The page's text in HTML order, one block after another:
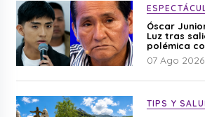
Óscar
Luz tras
polémica
07 Ago 2026
TIPS Y